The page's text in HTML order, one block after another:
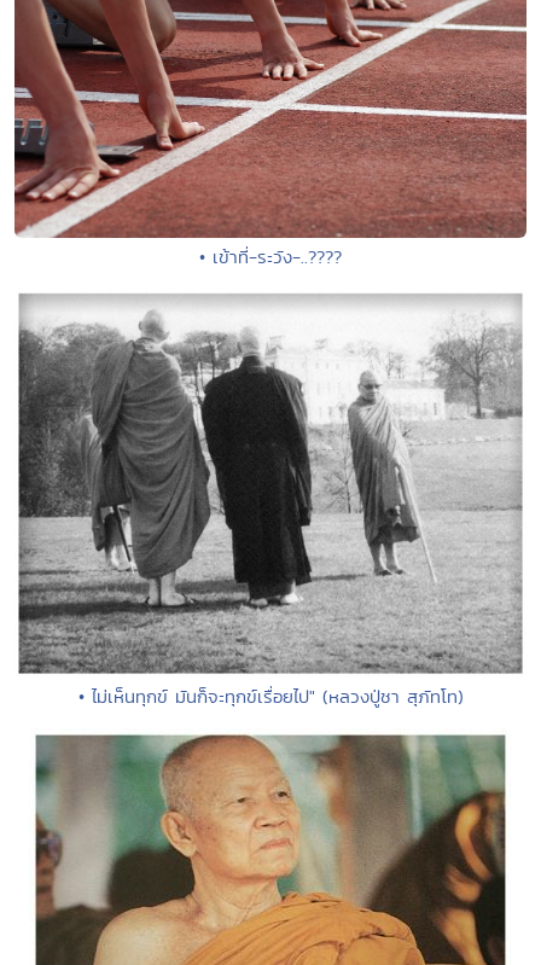
• เข้าที่-ระวัง-..????
• ไม่เห็นทุกข์ มันก็จะทุกข์เรื่อยไป" (หลวงปู่ชา สุภัทโท)